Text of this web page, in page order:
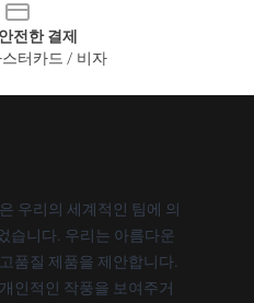
전한 결제
터카드 / 비자
우리의 세계적인 팀에 의
습니다. 우리는 아름다운
품질 제품을 제안합니다.
인적인 작풍을 보여주거